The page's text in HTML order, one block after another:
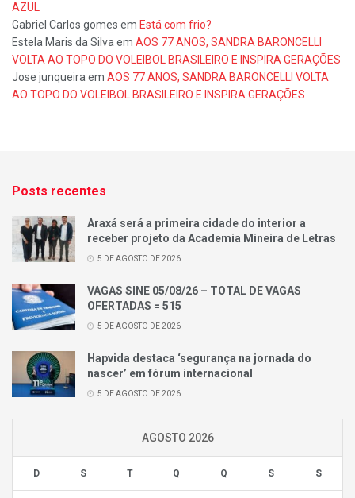
AZUL
Gabriel Carlos gomes em Está com frio?
Estela Maris da Silvaem AOS 77 ANOS, SANDRA BARONCELLI
VOLTA AO TOPO DO VOLEIBOL BRASILEIRO E INSPIRA GERAÇÕES
Jose junqueiraem AOS 77 ANOS, SANDRA BARONCELLI VOLTA
AO TOPO DO VOLEIBOL BRASILEIRO E INSPIRA GERAÇÕES
Posts recentes
Araxá será a primeira cidade do interior a
receber projeto da Academia Mineira de Letras
5 DE AGOSTO DE 2026
VAGAS SINE 05/08/26 – TOTAL DE VAGAS
OFERTADAS = 515
5 DE AGOSTO DE 2026
Hapvida destaca ‘segurança na jornada do
nascer’ em fórum internacional
5 DE AGOSTO DE 2026
AGOSTO 2026
D S T Q Q S S